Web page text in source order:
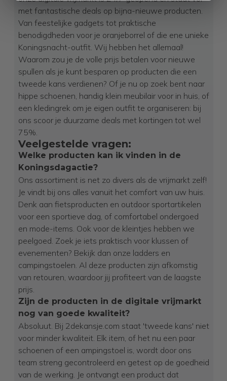
met fantastische deals op bijna-nieuwe producten.
Van feestelijke gadgets tot praktische
benodigdheden voor je oranjeborrel of die ene unieke
Koningsnacht-outfit. Wij hebben het allemaal!
Waarom zou je de volle prijs betalen voor nieuwe
spullen als je kunt besparen op producten die een
tweede kans verdienen? Of je nu op zoek bent naar
hippe schoenen, handig klein meubilair voor in huis, of
een kledingrek om je eigen outfit te organiseren: bij
ons scoor je duurzame deals met kortingen tot wel
75%.
Veelgestelde vragen:
Welke producten kan ik vinden in de
Koningsdagactie?
Ons assortiment is net zo divers als de vrijmarkt zelf!
Je vindt bij ons alles vanuit het comfort van uw huis.
Denk aan fietsproducten en outdoor sportartikelen
voor een sportieve dag, of comfortabel ondergoed
en mode-items. Ook voor de kleintjes hebben we
peelgoed. Zoek je iets praktisch voor klussen of
evenementen? Bekijk dan onze ladders en
campingstoelen. Al deze producten zijn afkomstig
van retouren, waardoor jij profiteert van de laagste
prijs.
Zijn de producten in de digitale vrijmarkt
nog van goede kwaliteit?
Absoluut. Bij 2dekansje.com staat 'tweede kans' niet
voor minder kwaliteit. Elk item, of het nu een paar
schoenen of een ampingstoel is, wordt door ons
team streng gecontroleerd en getest op de goedheid
van de werking. Je ontvangt een product dat